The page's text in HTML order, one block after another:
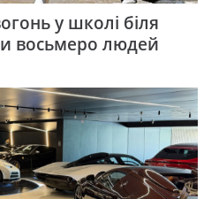
у школі біля
восьмеро людей